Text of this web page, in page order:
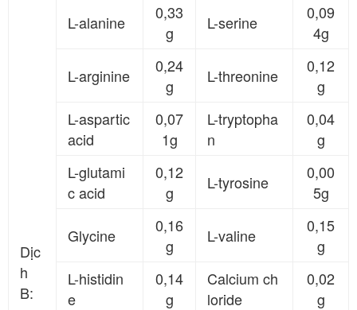
Dịc
h
B:
L-alanine
0,33
g
L-serine
0,09
4g
L-arginine
0,24
g
L-threonine
0,12
g
L-aspartic
acid
0,07
1g
L-tryptopha
n
0,04
g
L-glutami
c acid
0,12
g
L-tyrosine
0,00
5g
Glycine
0,16
g
L-valine
0,15
g
L-histidin
e
0,14
g
Calcium ch
loride
0,02
g